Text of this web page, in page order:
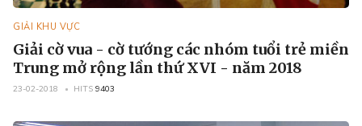
GIẢI KHU VỰC
Giải cờ vua - cờ tướng các nhóm tuổi trẻ miền
Trung mở rộng lần thứ XVI - năm 2018
23-02-2018 HITS 9403